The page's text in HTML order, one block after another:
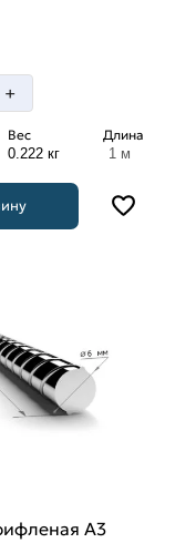
+
Вес
0.222 кг
Длина
1 м
А3